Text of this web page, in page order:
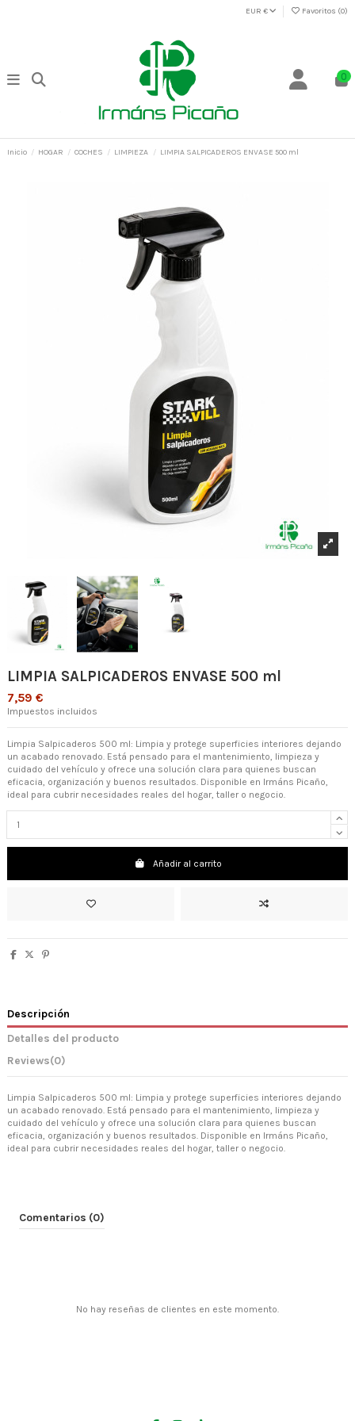
EUR € Favoritos (0)
0
Inicio HOGAR COCHES LIMPIEZA LIMPIA SALPICADEROS ENVASE 500 ml
LIMPIA SALPICADEROS ENVASE 500 ml
7,59 €
Impuestos incluidos
Limpia Salpicaderos 500 ml: Limpia y protege superficies interiores dejando
un acabado renovado. Está pensado para el mantenimiento, limpieza y
cuidado del vehículo y ofrece una solución clara para quienes buscan
eficacia, organización y buenos resultados. Disponible en Irmáns Picaño,
ideal para cubrir necesidades reales del hogar, taller o negocio.
Añadir al carrito
Descripción
Detalles del producto
Reviews(0)
Limpia Salpicaderos 500 ml: Limpia y protege superficies interiores dejando
un acabado renovado. Está pensado para el mantenimiento, limpieza y
cuidado del vehículo y ofrece una solución clara para quienes buscan
eficacia, organización y buenos resultados. Disponible en Irmáns Picaño,
ideal para cubrir necesidades reales del hogar, taller o negocio.
Comentarios (0)
No hay reseñas de clientes en este momento.